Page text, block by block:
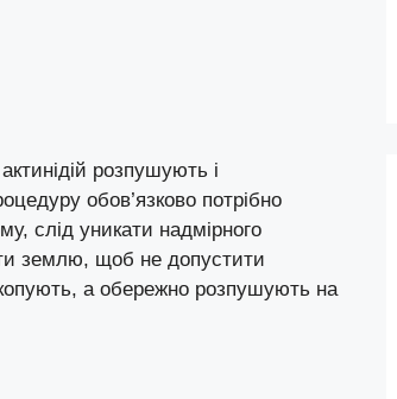
розпушують і
обов’язково потрібно
слід уникати надмірного
землю, щоб не допустити
а обережно розпушують на